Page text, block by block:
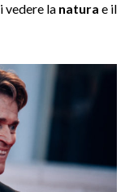
vedere la natura e il